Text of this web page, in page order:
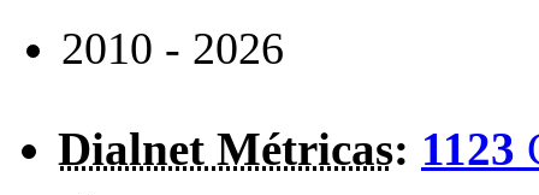
2010 - 2026
Dialnet Métricas: 1123